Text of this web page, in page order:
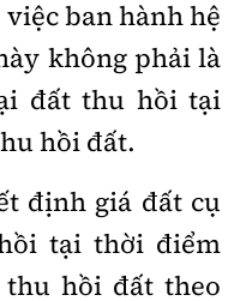
ban hành hệ
không phải là
đất thu hồi tại
hồi đất.
định giá đất cụ
tại thời điểm
hồi đất theo